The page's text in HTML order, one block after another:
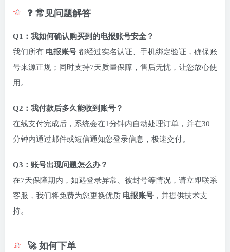
❓ 常见问题解答
Q1：我如何确认购买到的电报账号安全？
我们所有 电报账号 都经过实名认证、手机绑定验证，确保账
号来源正规；同时支持7天质量保障，售后无忧，让您放心使
用。
Q2：我付款后多久能收到账号？
在线支付完成后，系统会在1分钟内自动处理订单，并在30
分钟内通过邮件或短信通知您登录信息，极速交付。
Q3：账号出现问题怎么办？
在7天保障期内，如遇登录异常、被封号等情况，请立即联系
客服，我们将免费为您更换优质 电报账号 ，并提供技术支
持。
🚀 如何下单